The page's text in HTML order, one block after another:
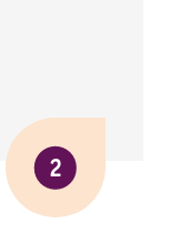
2